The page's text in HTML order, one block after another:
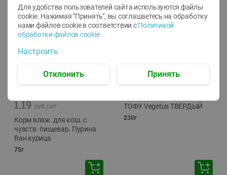
1.19 руб./шт
Корм влаж. для кош. с
чувств. пищевар. Пурина
Ван курица
75г
ТОФУ Vegetus ТВЕРДЫЙ
230г
Для удобства пользователей сайта используются файлы
cookie. Нажимая "Принять", вы соглашаетесь на обработку
нами файлов cookie в соответствии с Политикой
обработки файлов cookie
Настроить
Отклонить Принять